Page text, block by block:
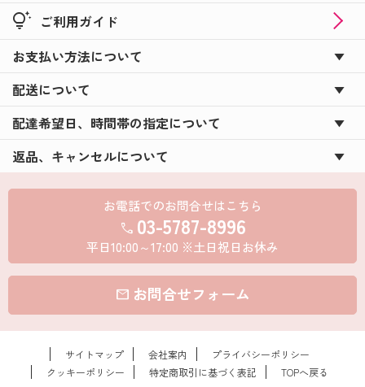
tips_and_updates ご利用ガイド
お支払い方法について
配送について
配達希望日、時間帯の指定について
返品、キャンセルについて
お電話でのお問合せはこちら
call 03-5787-8996
平日10:00～17:00 ※土日祝日お休み
mail お問合せフォーム
サイトマップ 会社案内
プライバシーポリシー
クッキーポリシー
特定商取引に基づく表記 TOPへ戻る